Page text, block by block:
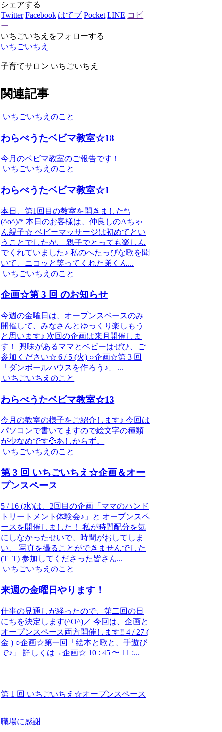
シェアする
Twitter Facebook はてブ Pocket LINE コピ
ー
いちごいちえをフォローする
いちごいちえ
子育てサロン いちごいちえ
関連記事
いちごいちえのこと
わらべうたベビマ教室☆18
今月のベビマ教室のご報告です！
いちごいちえのこと
わらべうたベビマ教室☆1
本日、第1回目の教室を開きました*\
(^o^)/* 本日のお客様は、仲良しのAちゃ
ん親子☆ ベビーマッサージは初めてとい
うことでしたが、 親子でとっても楽しん
でくれていました♪ 私のへたっぴな歌を聞
いて、ニコッと笑ってくれた弟くん...
いちごいちえのこと
企画☆第 3 回 のお知らせ
今週の金曜日は、オープンスペースのみ
開催して、みなさんとゆっくり楽しもう
と思います♪ 次回の企画は来月開催しま
す！ 興味があるママとベビーはぜひ、ご
参加ください☆ 6 / 5 (火) ○企画☆第 3 回
「ダンボールハウスを作ろう♪」 ...
いちごいちえのこと
わらべうたベビマ教室☆13
今月の教室の様子をご紹介します♪ 今回は
パソコンで書いてますので絵文字の種類
が少なめです💦あしからず。
いちごいちえのこと
第 3 回 いちごいちえ☆企画＆オー
プンスペース
5 / 16 (水)は、2回目の企画「ママのハンド
トリートメント体験会♪」と オープンスペ
ースを開催しました！ 私が時間配分を気
にしなかったせいで、時間がおしてしま
い、 写真を撮ることができませんでした
(T_T) 参加してくださった皆さん...
いちごいちえのこと
来週の金曜日やります！
仕事の見通しが経ったので、第二回の日
にちを決定します(^O^)／ 今回は、企画と
オープンスペース両方開催します‼ 4 / 27 (
金 ) ○企画☆第一回「絵本と歌と、手遊び
で♪」 詳しくは→企画☆ 10 : 45 〜 11 :...
第 1 回 いちごいちえ☆オープンスペース
職場に感謝